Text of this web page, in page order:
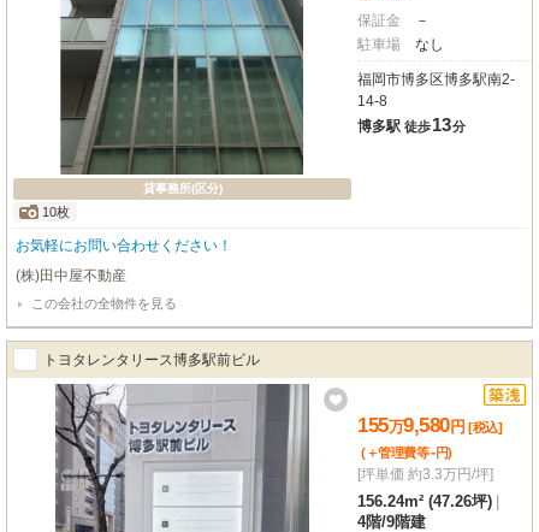
貸事務所(区分)
10枚
保証金
－
駐車場
なし
福岡市博多区博多駅南2-
14-8
博多駅 徒歩13分
お気軽にお問い合わせください！
(株)田中屋不動産
この会社の全物件を見る
トヨタレンタリース博多駅前ビル
155万9,580円 [税込]
(＋管理費等-円)
[坪単価 約3.3万円/坪]
156.24m² (47.26坪)
4階/9階建